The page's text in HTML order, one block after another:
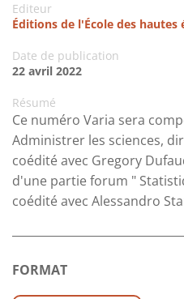
Editeur
Éditions de l'École des hautes
Date de publication
22 avril 2022
Résumé
Ce numéro Varia sera
Administrer les sciences,
coédité avec Gregory
d'une partie forum "
coédité avec Alessandro
FORMAT